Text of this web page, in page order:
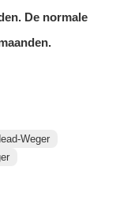
De normale
Weger